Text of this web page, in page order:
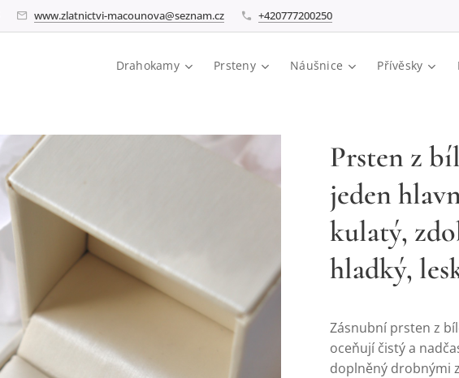
www.zlatnictvi-macounova@seznam.cz +420777200250
Drahokamy Prsteny Náušnice Přívěsky
Prsten z
jeden
kulatý,
hladký,
Zásnubní prsten z
oceňují čistý a
doplněný drobnými